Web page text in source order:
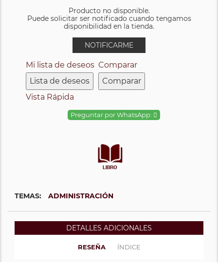
Producto no disponible.
Puede solicitar ser notificado cuando tengamos
disponibilidad en la tienda.
NOTIFICARME
Mi lista de deseos
Lista de deseos
Comparar
Comparar
Vista Rápida
Preguntar por WhatsApp:
TEMAS: ADMINISTRACIÓN
DETALLES ADICIONALES
RESEÑA ÍNDICE